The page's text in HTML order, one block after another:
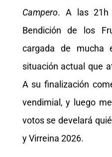
Campero. A las 21h
Bendición de los
cargada de mucha
situación actual que
A su finalización
vendimial, y luego
votos se develará
y Virreina 2026.